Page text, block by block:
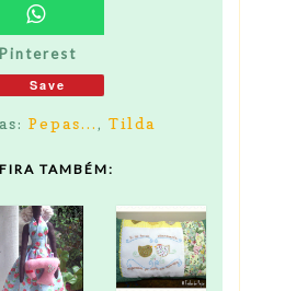
Pinterest
Save
Pepas... , Tilda
TAMBÉM: